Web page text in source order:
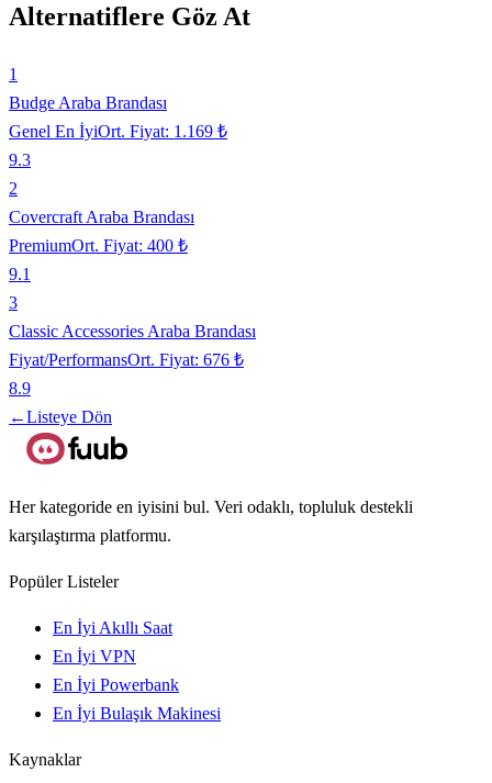
Alternatiflere Göz At
1
Budge Araba Brandası
Genel En İyiOrt. Fiyat: 1.169 ₺
9.3
2
Covercraft Araba Brandası
PremiumOrt. Fiyat: 400 ₺
9.1
3
Classic Accessories Araba Brandası
Fiyat/PerformansOrt. Fiyat: 676 ₺
8.9
←Listeye Dön
Her kategoride en iyisini bul. Veri odaklı, topluluk destekli
karşılaştırma platformu.
Popüler Listeler
En İyi Akıllı Saat
En İyi VPN
En İyi Powerbank
En İyi Bulaşık Makinesi
Kaynaklar